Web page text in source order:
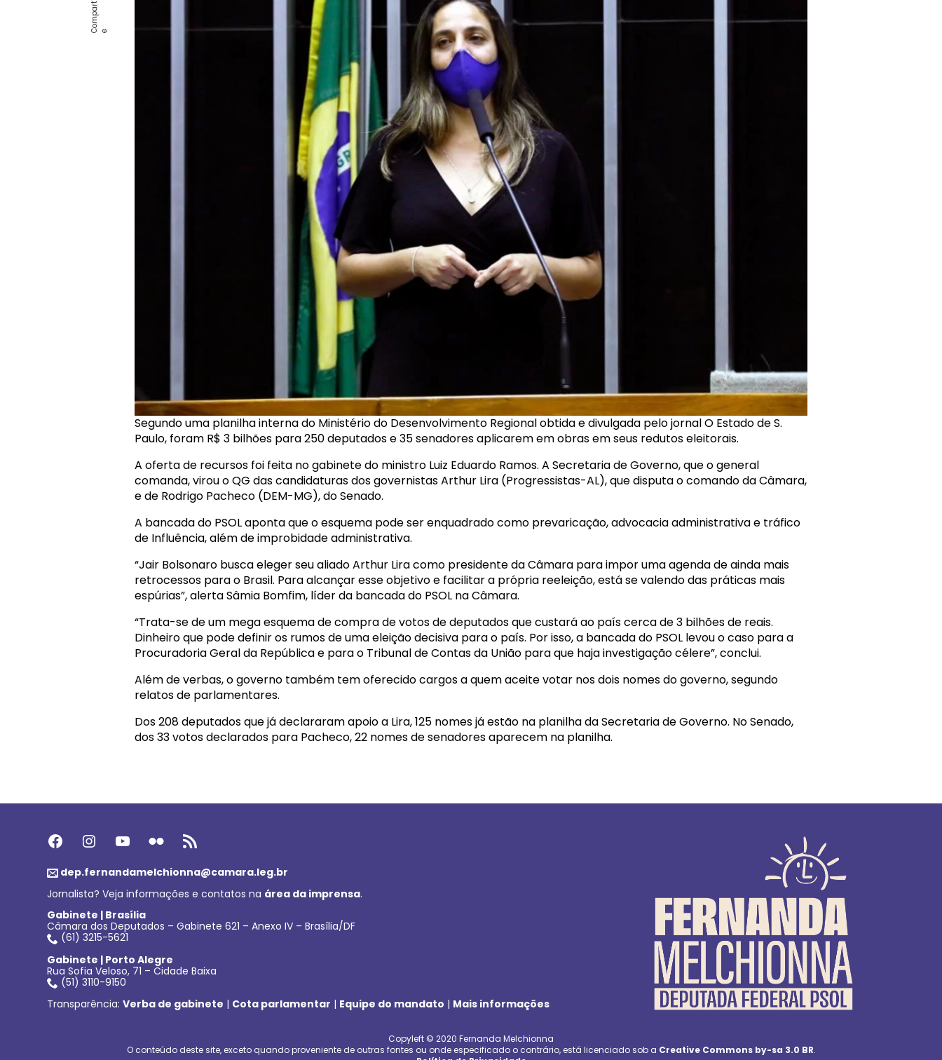
Segundo uma planilha interna do Ministério do Desenvolvimento Regional obtida e divulgada pelo jornal O Estado de S.
Paulo, foram R$ 3 bilhões para 250 deputados e 35 senadores aplicarem em obras em seus redutos eleitorais.
A oferta de recursos foi feita no gabinete do ministro Luiz Eduardo Ramos. A Secretaria de Governo, que o general
comanda, virou o QG das candidaturas dos governistas Arthur Lira (Progressistas-AL), que disputa o comando da Câmara,
e de Rodrigo Pacheco (DEM-MG), do Senado.
A bancada do PSOL aponta que o esquema pode ser enquadrado como prevaricação, advocacia administrativa e tráfico
de Influência, além de improbidade administrativa.
“Jair Bolsonaro busca eleger seu aliado Arthur Lira como presidente da Câmara para impor uma agenda de ainda mais
retrocessos para o Brasil. Para alcançar esse objetivo e facilitar a própria reeleição, está se valendo das práticas mais
espúrias”, alerta Sâmia Bomfim, líder da bancada do PSOL na Câmara.
“Trata-se de um mega esquema de compra de votos de deputados que custará ao país cerca de 3 bilhões de reais.
Dinheiro que pode definir os rumos de uma eleição decisiva para o país. Por isso, a bancada do PSOL levou o caso para a
Procuradoria Geral da República e para o Tribunal de Contas da União para que haja investigação célere”, conclui.
Além de verbas, o governo também tem oferecido cargos a quem aceite votar nos dois nomes do governo, segundo
relatos de parlamentares.
Dos 208 deputados que já declararam apoio a Lira, 125 nomes já estão na planilha da Secretaria de Governo. No Senado,
dos 33 votos declarados para Pacheco, 22 nomes de senadores aparecem na planilha.
Facebook Instagram Youtube Flickr Feed RSS
dep.fernandamelchionna@camara.leg.br
Jornalista? Veja informações e contatos na área da imprensa.
Gabinete | Brasília
Câmara dos Deputados – Gabinete 621 – Anexo IV – Brasília/DF
(61) 3215-5621
Gabinete | Porto Alegre
Rua Sofia Veloso, 71 – Cidade Baixa
(51) 3110-9150
Transparência:Verba de gabinete | Cota parlamentar | Equipe do mandato | Mais informações
Copyleft © 2020 Fernanda Melchionna
O conteúdo deste site, exceto quando proveniente de outras fontes ou onde especificado o contrário, está licenciado sob a Creative Commons by-sa 3.0 BR.